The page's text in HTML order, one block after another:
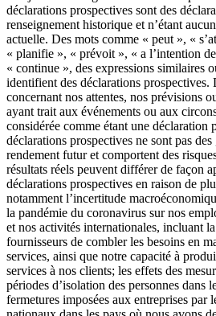
déclarations prospectives sont des
renseignement historique et n’étant
actuelle. Des mots comme « peut », «
« planifie », « prévoit », « a l’intention
« continue », des expressions similaires
identifient des déclarations prospectives.
concernant nos attentes, nos prévisions
ayant trait aux événements ou aux
considérée comme étant une déclaration
déclarations prospectives ne sont pas
rendement futur et comportent des
résultats réels peuvent différer de façon
déclarations prospectives en raison de
notamment l’incertitude
la pandémie du coronavirus sur nos
et nos activités internationales, incluant
fournisseurs de combler les besoins en
services, ainsi que notre capacité à
services à nos clients; les effets des
périodes d’isolation des personnes dans
fermetures imposées aux entreprises par